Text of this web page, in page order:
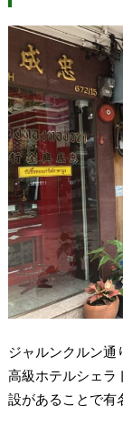
ジャルンクルン通
高級ホテルシェラ
設があることで有